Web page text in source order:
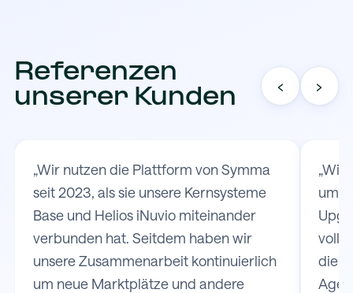
Referenzen
unserer Kunden
‹ ›
„Wir nutzen die Plattform von Symma
seit 2023, als sie unsere Kernsysteme
Base und Helios iNuvio miteinander
verbunden hat. Seitdem haben wir
unsere Zusammenarbeit kontinuierlich
um neue Marktplätze und andere
„Wir
um
die